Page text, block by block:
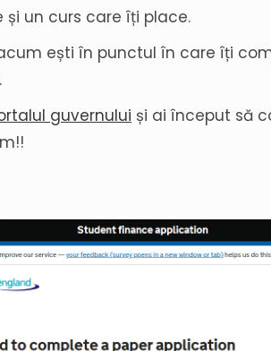
un curs care îți place.
ești în punctul în care îți
guvernului și ai început să